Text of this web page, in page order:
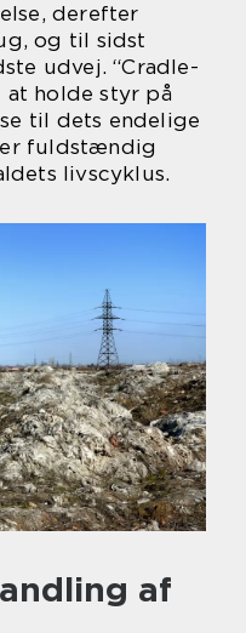
derefter
og til sidst
udvej. “Cradle-
holde styr på
til dets endelige
fuldstændig
livscyklus.
af